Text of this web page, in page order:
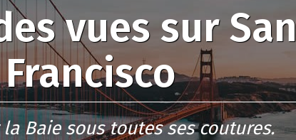
vues sur San
Francisco
Baie sous toutes ses coutures.